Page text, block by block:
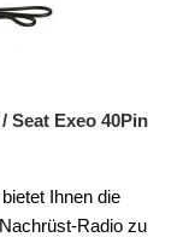
Seat Exeo 40Pin
Ihnen die
Radio zu